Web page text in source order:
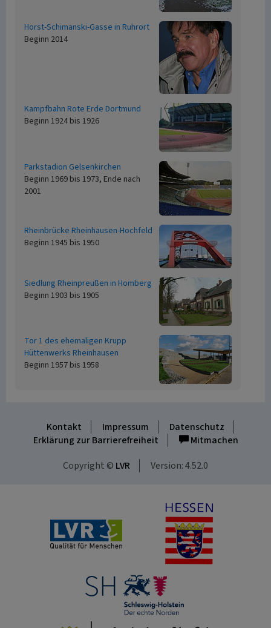
Horst-Schimanski-Gasse in Ruhrort
Beginn 2014
Kampfbahn Rote Erde Dortmund
Beginn 1924 bis 1926
Parkstadion Gelsenkirchen
Beginn 1969 bis 1973, Ende nach
2001
Rheinbrücke Rheinhausen-Hochfeld
Beginn 1945 bis 1950
Siedlung Rheinpreußen in Homberg
Beginn 1903 bis 1905
Tor 1 des ehemaligen Krupp
Hüttenwerks Rheinhausen
Beginn 1957 bis 1958
Kontakt Impressum
Datenschutz
Erklärung zur Barrierefreiheit
Mitmachen
Copyright © LVR Version: 4.52.0